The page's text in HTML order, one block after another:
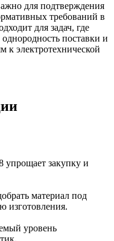
для подтверждения
требований в
для задач, где
поставки и
к электротехнической
упрощает закупку и
материал под
изготовления.
уровень